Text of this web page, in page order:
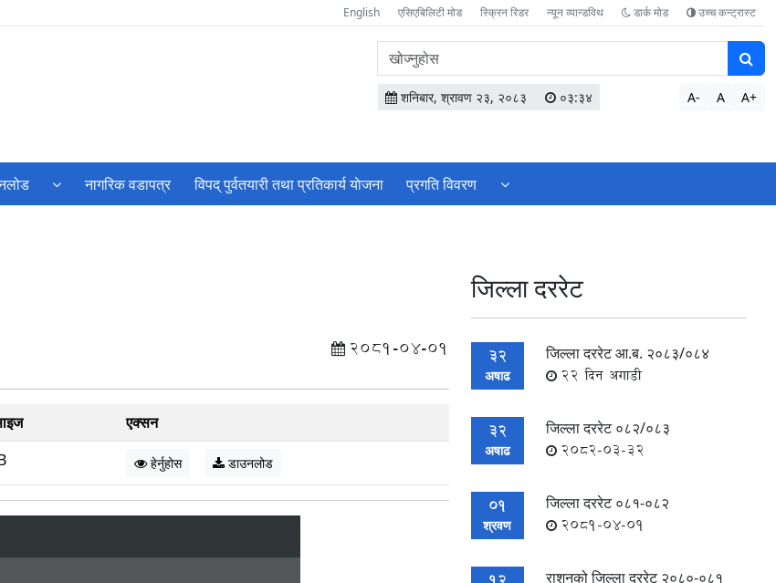
English एसिएबिलिटी मोड स्क्रिन रिडर न्यून व्यान्डविथ डार्क मोड उच्च कन्ट्रास्ट
वेबसाइटमा
सामग्री
खोज्नुहोस
शनिबार, श्रावण २३, २०८३ ०३:३४ A- A A+
नागरिक वडापत्र विपद् पुर्वतयारी तथा प्रतिकार्य याेजना प्रगति विवरण
2081-04-01
एक्सन
हेर्नुहोस डाउनलोड
जिल्ला दररेट
32
अषाढ
जिल्ला दररेट आ.ब. २०८३/०८४
22 दिन अगाडी
32
अषाढ
जिल्ला दररेट ०८२/०८३
2082-03-32
01
श्रवण
जिल्ला दररेट ०८१-०८२
2081-04-01
राशनको जिल्ला दररेट २०८०-०८१